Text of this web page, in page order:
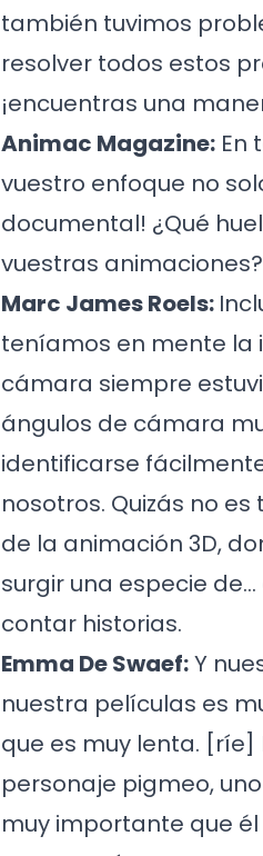
también tuvimos
resolver todos estos
¡encuentras una
Animac Magazine: En
vuestro enfoque no
documental! ¿Qué
vuestras animaciones?
Marc James Roels:
teníamos en mente la
cámara siempre
ángulos de cámara
identificarse
nosotros. Quizás no
de la animación 3D,
surgir una especie
contar historias.
Emma De Swaef:Y
nuestra películas es
que es muy lenta.
personaje pigmeo,
muy importante que